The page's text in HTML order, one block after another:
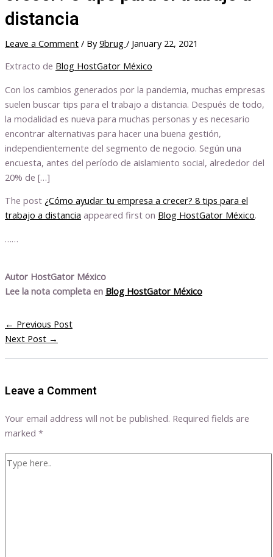
distancia
Leave a Comment / By9brug / January 22, 2021
Extracto de Blog HostGator México
Con los cambios generados por la pandemia, muchas empresas
suelen buscar tips para el trabajo a distancia. Después de todo,
la modalidad es nueva para muchas personas y es necesario
encontrar alternativas para hacer una buena gestión,
independientemente del segmento de negocio. Según una
encuesta, antes del período de aislamiento social, alrededor del
20% de […]
The post ¿Cómo ayudar tu empresa a crecer? 8 tips para el
trabajo a distancia appeared first on Blog HostGator México.
……
Autor HostGator México
Lee la nota completa en Blog HostGator México
← Previous Post
Next Post →
Leave a Comment
Your email address will not be published. Required fields are
marked *
Type